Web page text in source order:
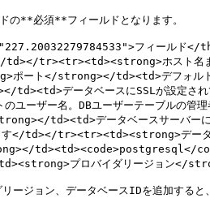
の**必須**フィールドとなります。
フィールド
td></tr><tr><td><strong>ホスト
ート</strong></td><td>デフォル
データベースにSSLが設定さ
のユーザー名。DBユーザーテーブルの
td><td>データベースサーバーに
す</td></tr><tr><td><strong>デ
プロバイダリージョン
ージョン、データベースIDを追加する